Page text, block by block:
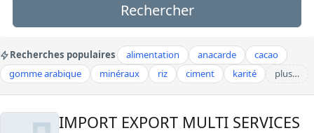
Rechercher
Recherches populaires alimentation anacarde
cacao
gomme arabique
minéraux riz ciment karité plus…
IMPORT EXPORT MULTI SERVICES